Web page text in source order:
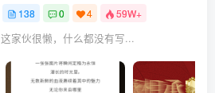
138 0 4 59W+
这家伙很懒，什么都没有写...